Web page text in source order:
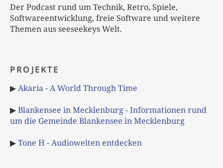
Der Podcast rund um Technik, Retro, Spiele,
Softwareentwicklung, freie Software und weitere
Themen aus seeseekeys Welt.
PROJEKTE
▶Akaria - A World Through Time
▶Blankensee in Mecklenburg - Informationen rund
um die Gemeinde Blankensee in Mecklenburg
▶Tone H - Audiowelten entdecken